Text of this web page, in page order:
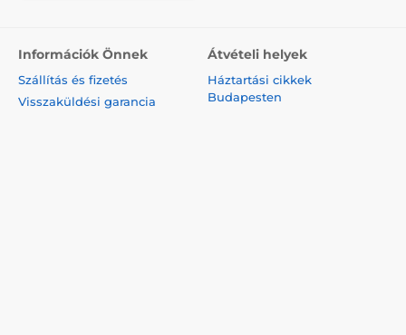
Információk Önnek
Szállítás és fizetés
Visszaküldési garancia
Átvételi helyek
Háztartási cikkek
Budapesten